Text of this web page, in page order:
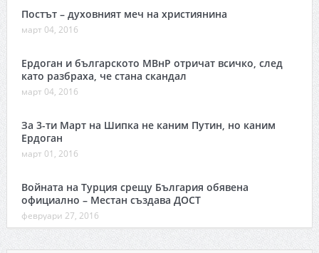
Постът – духовният меч на християнина
март 04, 2016
Ердоган и българското МВнР отричат всичко, след
като разбраха, че стана скандал
март 04, 2016
За 3-ти Март на Шипка не каним Путин, но каним
Ердоган
март 01, 2016
Войната на Турция срещу България обявена
официално – Местан създава ДОСТ
февруари 27, 2016